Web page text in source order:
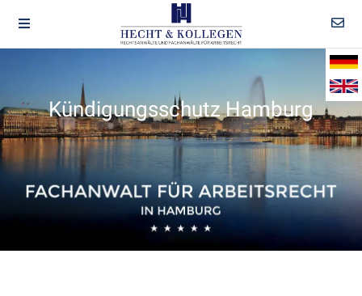
Kündigungsschutz Hamburg